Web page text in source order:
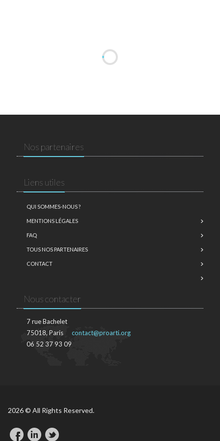
Nos partenaires
Liens utiles
QUI SOMMES-NOUS ?
MENTIONS LÉGALES
FAQ
TOUS NOS PARTENAIRES
CONTACT
Nous contacter
7 rue Bachelet
75018, Paris
06 52 37 93 09
contact@proarti.org
2026 © All Rights Reserved.